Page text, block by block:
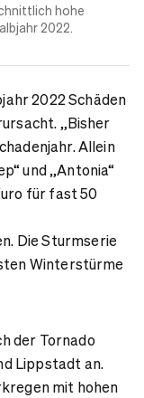
hohe
2022.
2022 Schäden
„Bisher
Allein
und „Antonia“
für fast 50
Die Sturmserie
Winterstürme
der Tornado
Lippstadt an.
mit hohen